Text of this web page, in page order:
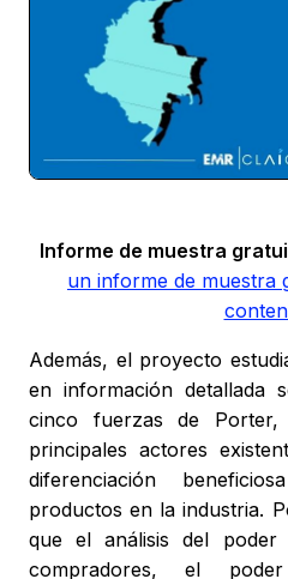
Informe de muestra
un informe de muestra
Además, el proyecto
en información detallada
cinco fuerzas de
principales actores
diferenciación
productos en la industria.
que el análisis del poder
compradores, el